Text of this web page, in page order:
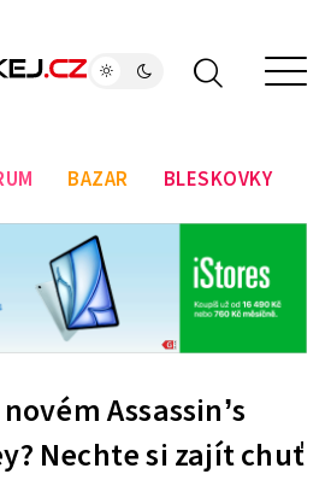
BAZAR BLESKOVKY
Assassin’s
Nechte si zajít chuť